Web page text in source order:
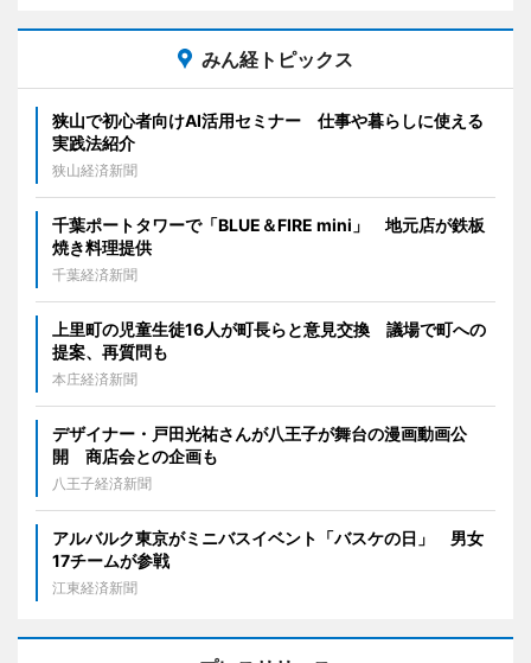
みん経トピックス
狭山で初心者向けAI活用セミナー 仕事や暮らしに使える
実践法紹介
狭山経済新聞
千葉ポートタワーで「BLUE＆FIRE mini」 地元店が鉄板
焼き料理提供
千葉経済新聞
上里町の児童生徒16人が町長らと意見交換 議場で町への
提案、再質問も
本庄経済新聞
デザイナー・戸田光祐さんが八王子が舞台の漫画動画公
開 商店会との企画も
八王子経済新聞
アルバルク東京がミニバスイベント「バスケの日」 男女
17チームが参戦
江東経済新聞